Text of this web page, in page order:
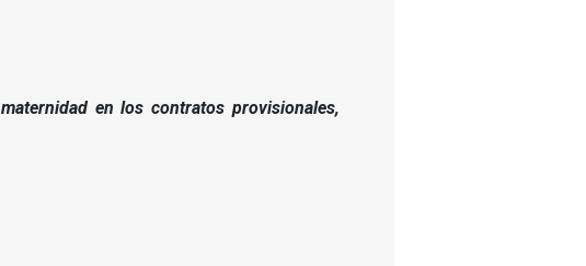
en los contratos provisionales,